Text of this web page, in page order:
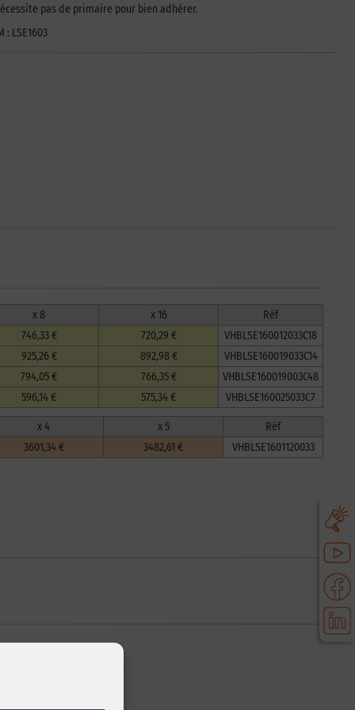
pas de primaire pour bien adhérer.
: LSE1603
x 8 x 16
Réf
746,33 € 720,29 €
VHBLSE160012033C18
925,26 € 892,98 €
VHBLSE160019033C14
794,05 € 766,35 €
VHBLSE160019003C48
596,14 € 575,34 € VHBLSE160025033C7
x 4 x 5
Réf
3601,34 € 3482,61 € VHBLSE1601120033